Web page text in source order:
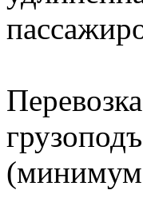
(минимум